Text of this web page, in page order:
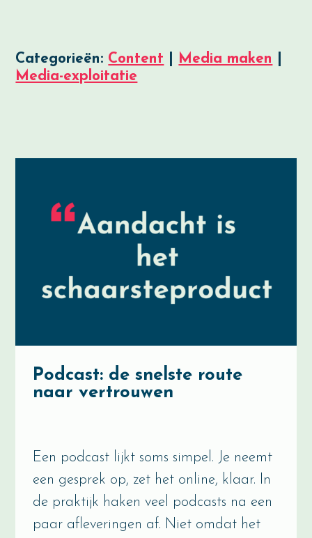
Categorieën: Content Media maken
Media-exploitatie
Podcast: de snelste route
naar vertrouwen
Een podcast lijkt soms simpel. Je neemt
een gesprek op, zet het online, klaar. In
de praktijk haken veel podcasts na een
paar afleveringen af. Niet omdat het